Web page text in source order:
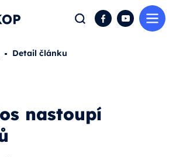
Hledat FacebookYouTube
Detail článku
nastoupí